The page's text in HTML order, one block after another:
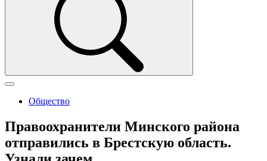
Общество
Правоохранители Минского района
отправились в Брестскую область.